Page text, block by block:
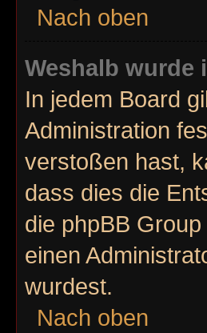
Nach oben
Weshalb wurde
In jedem Board
Administration
verstoßen hast,
dass dies die
die phpBB
einen
wurdest.
Nach oben